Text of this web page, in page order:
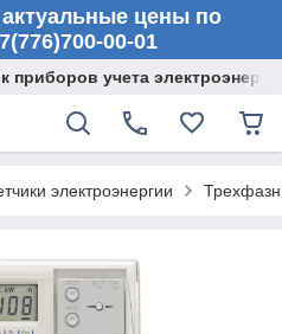
цены по
00-01
приборов учета
электроэнергии